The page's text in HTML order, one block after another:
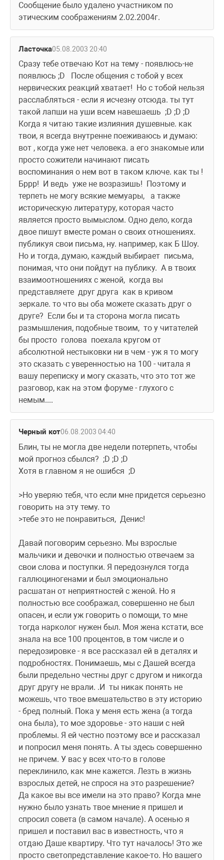
Сообщение было удалено участником по
этическим соображениям 2.02.2004г.
Ласточка05.08.2003 20:40
Сразу тебе отвечаю Кот на тему - появлюсь-не
появлюсь ;D   После общения с тобой у всех
нервических реакций хватает!  Но с тобой нельзя
расслабляться - если я исчезну отсюда. ты тут
такой лапши на уши всем навешаешь  ;D ;D ;D
Когда я читаю такие излияния душевные. как
твои, я всегда внутренне поеживаюсь и думаю:
вот , когда уже нет человека. а его знакомые или
просто сожители начинают писать
воспоминания о нем вот в таком ключе. как ты !
Бррр!  И ведь  уже не возразишь!  Поэтому и
терпеть не могу всякие мемуары,   а также
историческую литературу, которая часто
является просто вымыслом. Одно дело, когда
двое пишут вместе роман о своих отношениях.
публикуя свои письма, ну. например, как Б Шоу.
Но и тогда, думаю, каждый выбирает  письма,
понимая, что они пойдут на публику.  А в твоих
взаимоотношениях с женой,  когда вы
представляете  друг друга  как в кривом
зеркале. то что вы оба можете сказать друг о
друге?  Если бы и та сторона могла писать
размышления, подобные твоим,  то у читателей
бы просто  голова  поехала кругом от
абсолютной нестыковки ни в чем - уж я то могу
это сказать с уверенностью на 100 - читала я
вашу переписку и могу сказать, что это тот же
разговор, как на этом форуме - глухого с
немым....
Черный кот06.08.2003 04:40
Блин, ты не могла две недели потерпеть, чтобы
мой прогноз сбылся?  ;D ;D ;D
Хотя в главном я не ошибся  ;D
>Но уверяю тебя, что если мне придется серьезно
говорить на эту тему. то
>тебе это не понравиться,  Денис!
Давай поговорим серьезно. Мы взрослые
мальчики и девочки и полностью отвечаем за
свои слова и поступки. Я передознулся тогда
галлюциногенами и был эмоционально
расшатан от неприятностей с женой. Но я
полностью все соображал, совершенно не был
опасен, и если уж говорить о помощи, то мне
тогда нарколог нужен был. Моя жена кстати, все
знала на все 100 процентов, в том числе и о
передозировке - я все рассказал ей в деталях и
подробностях. Понимаешь, мы с Дашей всегда
были предельно честны друг с другом и никогда
друг другу не врали. .И  ты никак понять не
можешь, что твое вмешательство в эту историю
- бред полный. Пока у меня есть жена (а тогда
она была), то мое здоровье - это наши с ней
проблемы. Я ей честно поэтому все и рассказал
и попросил меня понять. А ты здесь совершенно
не причем. У вас у всех что-то в голове
переклинило, как мне кажется. Лезть в жизнь
взрослых детей, не спрося на это разрешение?
Да какое вы все имели на это право? Когда мне
нужно было узнать твое мнение я пришел и
спросил совета (в самом начале). А осенью я
пришел и поставил вас в известность, что я
отдаю Даше квартиру. Что тут началось! Это же
просто светопредставление какое-то. Но вашего